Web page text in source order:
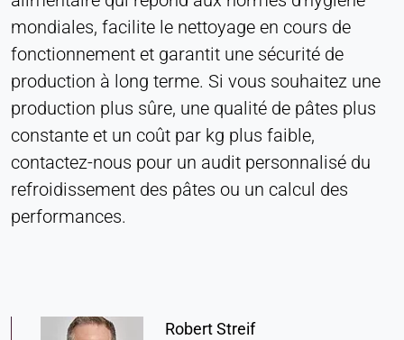
mondiales, facilite le nettoyage en cours de
fonctionnement et garantit une sécurité de
production à long terme. Si vous souhaitez une
production plus sûre, une qualité de pâtes plus
constante et un coût par kg plus faible,
contactez-nous pour un audit personnalisé du
refroidissement des pâtes ou un calcul des
performances.
Robert Streif
Matomo
Provider:
Heat Transfer Technology
Statistiques
Cookie duration:
Session
identifier les visiteurs liés à l'entreprise.